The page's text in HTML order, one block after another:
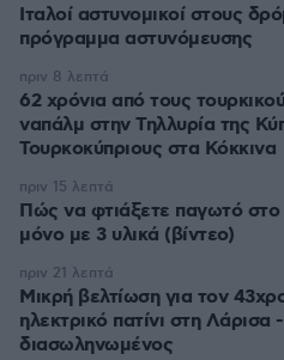
Ιταλοί αστυνομικοί στους
πρόγραμμα αστυνόμευσης
62 χρόνια από τους
ναπάλμ στην Τηλλυρία της
Τουρκοκύπριους στα Κόκκινα
πριν 8 λεπτά
Πώς να φτιάξετε παγωτό στο
μόνο με 3 υλικά (βίντεο)
πριν 15 λεπτά
Μικρή βελτίωση για τον
ηλεκτρικό πατίνι στη Λάρισα
διασωληνωμένος
πριν 21 λεπτά